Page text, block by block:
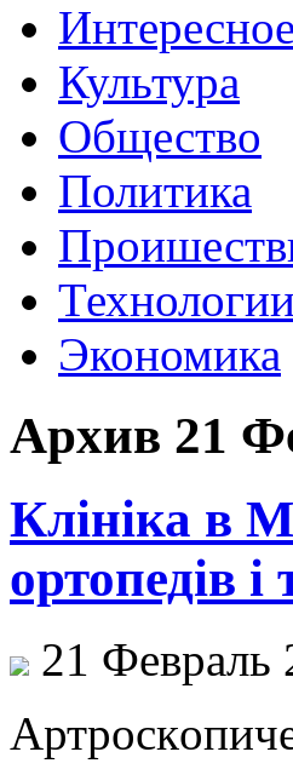
Интересное
Культура
Общество
Политика
Технологии
Экономика
Архив 21
Клініка в
ортопедів
21 Февраль